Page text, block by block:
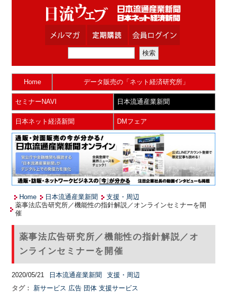
Home データ販売の「ネット経済研究所」
セミナーNAVI 日本流通産業新聞
日本ネット経済新聞 DMフェア
Home 日本流通産業新聞
支援・周辺
薬事法広告研究所／機能性の指針解説／オンラインセミナーを開
催
薬事法広告研究所／機能性の指針解説／オ
ンラインセミナーを開催
2020/05/21 日本流通産業新聞
支援・周辺
タグ：
新サービス 広告 団体 支援サービス